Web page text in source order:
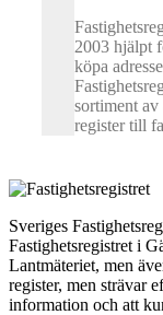
2003 hjälpt
köpa
sortiment av
register till
Sveriges
Fastighetsregistret i
Lantmäteriet, men
register, men strävar
information och att